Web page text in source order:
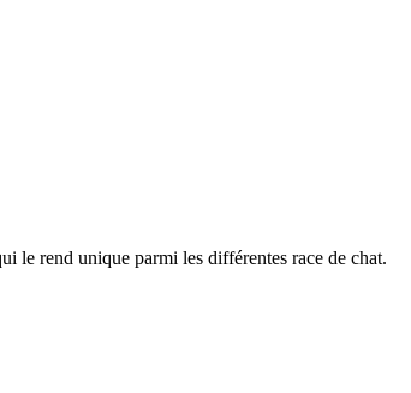
le rend unique parmi les différentes race de chat.